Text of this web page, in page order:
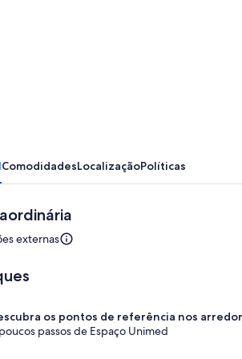
ComodidadesLocalizaçãoPolíticas
externas
os pontos de referência nos
passos de Espaço Unimed